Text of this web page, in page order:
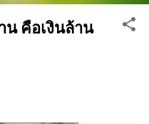
น คือเงินล้าน